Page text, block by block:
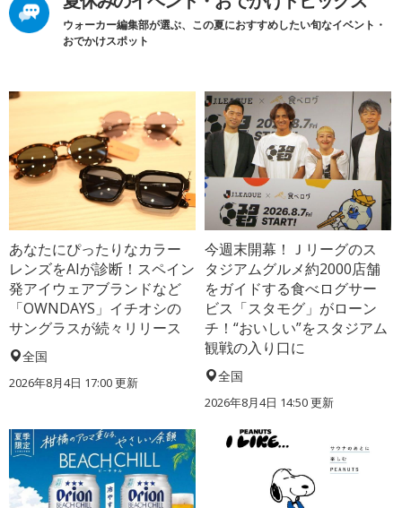
ウォーカー編集部が選ぶ、この夏におすすめしたい旬なイベント・
おでかけスポット
あなたにぴったりなカラー
レンズをAIが診断！スペイン
発アイウェアブランドなど
「OWNDAYS」イチオシの
サングラスが続々リリース
全国
2026年8月4日 17:00更新
今週末開幕！Ｊリーグのス
タジアムグルメ約2000店舗
をガイドする食べログサー
ビス「スタモグ」がローン
チ！“おいしい”をスタジアム
観戦の入り口に
全国
2026年8月4日 14:50更新